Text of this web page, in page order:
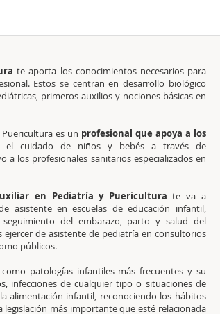
te aporta los conocimientos necesarios para
Estos se centran en desarrollo biológico
primeros auxilios y nociones básicas en
es un profesional que apoya a los
cuidado de niños y bebés a través de
a los profesionales sanitarios especializados en
en Pediatría y Puericultura te va a
asistente en escuelas de educación infantil,
seguimiento del embarazo, parto y salud del
ejercer de asistente de pediatría en consultorios
públicos.
como patologías infantiles más frecuentes y su
infecciones de cualquier tipo o situaciones de
alimentación infantil, reconociendo los hábitos
más importante que esté relacionada